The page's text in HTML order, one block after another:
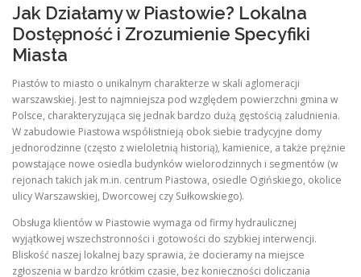
Jak Działamy w Piastowie? Lokalna
Dostępność i Zrozumienie Specyfiki
Miasta
Piastów to miasto o unikalnym charakterze w skali aglomeracji
warszawskiej. Jest to najmniejsza pod względem powierzchni gmina w
Polsce, charakteryzująca się jednak bardzo dużą gęstością zaludnienia.
W zabudowie Piastowa współistnieją obok siebie tradycyjne domy
jednorodzinne (często z wieloletnią historią), kamienice, a także prężnie
powstające nowe osiedla budynków wielorodzinnych i segmentów (w
rejonach takich jak m.in. centrum Piastowa, osiedle Ogińskiego, okolice
ulicy Warszawskiej, Dworcowej czy Sułkowskiego).
Obsługa klientów w Piastowie wymaga od firmy hydraulicznej
wyjątkowej wszechstronności i gotowości do szybkiej interwencji.
Bliskość naszej lokalnej bazy sprawia, że docieramy na miejsce
zgłoszenia w bardzo krótkim czasie, bez konieczności doliczania